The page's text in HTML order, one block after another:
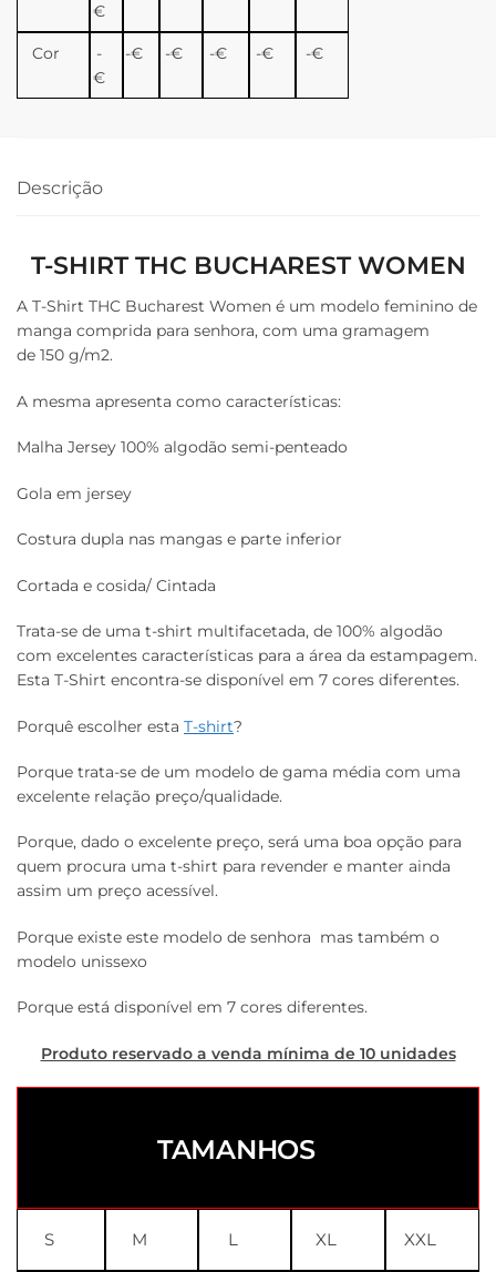
€
Cor
-
€
-€ -€ -€ -€ -€
Descrição
T-SHIRT THC BUCHAREST WOMEN
A T-Shirt THC Bucharest Women é um modelo feminino de
manga comprida para senhora, com uma gramagem
de 150 g/m2.
A mesma apresenta como características:
Malha Jersey 100% algodão semi-penteado
Gola em jersey
Costura dupla nas mangas e parte inferior
Cortada e cosida/ Cintada
Trata-se de uma t-shirt multifacetada, de 100% algodão
com excelentes características para a área da estampagem.
Esta T-Shirt encontra-se disponível em 7 cores diferentes.
Porquê escolher esta T-shirt?
Porque trata-se de um modelo de gama média com uma
excelente relação preço/qualidade.
Porque, dado o excelente preço, será uma boa opção para
quem procura uma t-shirt para revender e manter ainda
assim um preço acessível.
Porque existe este modelo de senhora mas também o
modelo unissexo
Porque está disponível em 7 cores diferentes.
Produto reservado a venda mínima de 10 unidades
TAMANHOS
S M L XL XXL